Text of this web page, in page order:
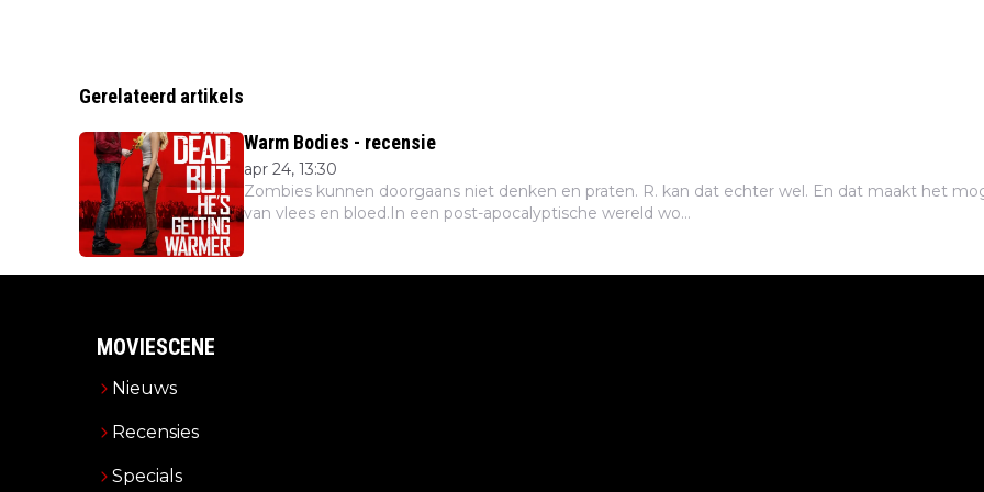
Gerelateerd artikels
Warm Bodies - recensie
apr 24, 13:30
Zombies kunnen doorgaans niet denken en praten. R. kan dat echter wel. En dat maakt het
van vlees en bloed.In een post-apocalyptische wereld wo...
MOVIESCENE
Nieuws
Recensies
Specials